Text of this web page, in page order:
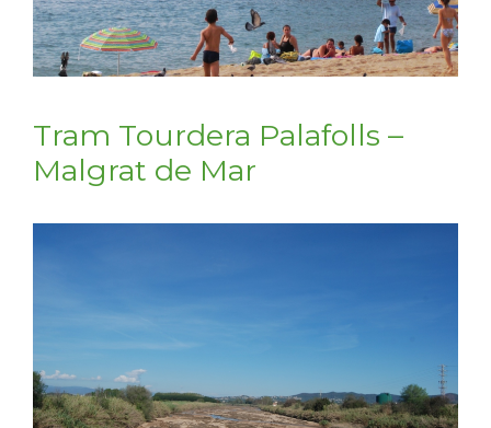
Tram Tourdera Palafolls –
Malgrat de Mar